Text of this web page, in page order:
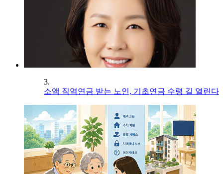
3.
소액 직역연금 받는 노인, 기초연금 수령 길 열린다